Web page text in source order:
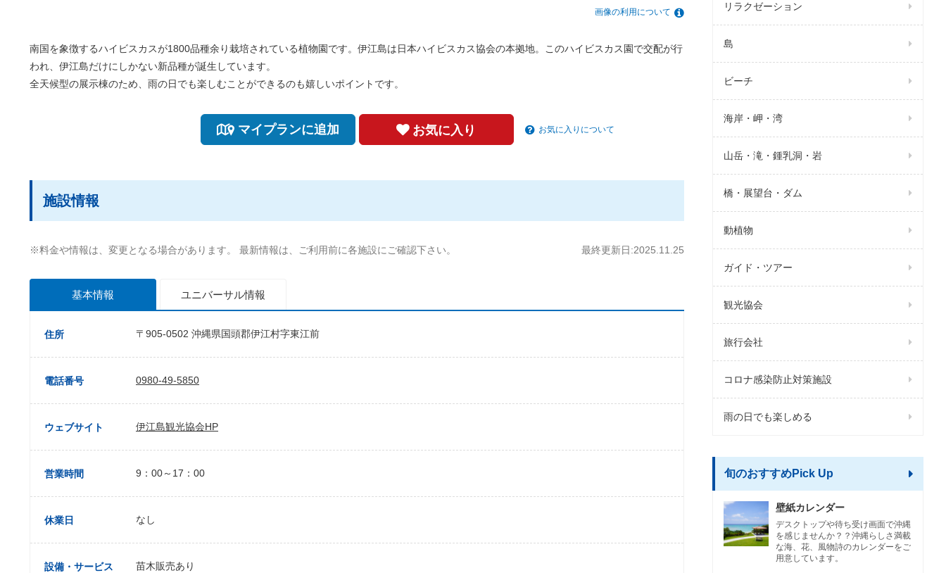
画像の利用について
南国を象徴するハイビスカスが1800品種余り栽培されている植物園です。伊江島は日本ハイビスカス協会の本拠地。このハイビスカス園で交配が行
われ、伊江島だけにしかない新品種が誕生しています。
全天候型の展示棟のため、雨の日でも楽しむことができるのも嬉しいポイントです。
マイプランに追加 お気に入り お気に入りについて
施設情報
※料金や情報は、変更となる場合があります。 最新情報は、ご利用前に各施設にご確認下さい。 最終更新日:2025.11.25
基本情報 ユニバーサル情報
住所 〒905-0502 沖縄県国頭郡伊江村字東江前
電話番号 0980-49-5850
ウェブサイト 伊江島観光協会HP
営業時間 9：00～17：00
休業日 なし
設備・サービス 苗木販売あり
リラクゼーション
島
ビーチ
海岸・岬・湾
山岳・滝・鍾乳洞・岩
橋・展望台・ダム
動植物
ガイド・ツアー
観光協会
旅行会社
コロナ感染防止対策施設
雨の日でも楽しめる
旬のおすすめPick Up
壁紙カレンダー
デスクトップや待ち受け画面で沖縄
を感じませんか？？沖縄らしさ満載
な海、花、風物詩のカレンダーをご
用意しています。